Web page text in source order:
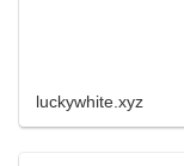
luckywhite.xyz